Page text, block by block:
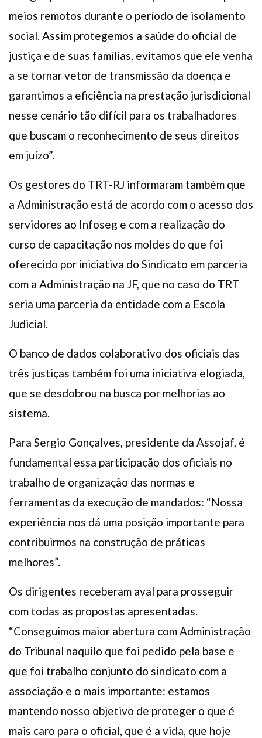
meios remotos durante o período de isolamento
social. Assim protegemos a saúde do oficial de
justiça e de suas famílias, evitamos que ele venha
a se tornar vetor de transmissão da doença e
garantimos a eficiência na prestação jurisdicional
nesse cenário tão difícil para os trabalhadores
que buscam o reconhecimento de seus direitos
em juízo”.
Os gestores do TRT-RJ informaram também que
a Administração está de acordo com o acesso dos
servidores ao Infoseg e com a realização do
curso de capacitação nos moldes do que foi
oferecido por iniciativa do Sindicato em parceria
com a Administração na JF, que no caso do TRT
seria uma parceria da entidade com a Escola
Judicial.
O banco de dados colaborativo dos oficiais das
três justiças também foi uma iniciativa elogiada,
que se desdobrou na busca por melhorias ao
sistema.
Para Sergio Gonçalves, presidente da Assojaf, é
fundamental essa participação dos oficiais no
trabalho de organização das normas e
ferramentas da execução de mandados: “Nossa
experiência nos dá uma posição importante para
contribuirmos na construção de práticas
melhores”.
Os dirigentes receberam aval para prosseguir
com todas as propostas apresentadas.
“Conseguimos maior abertura com Administração
do Tribunal naquilo que foi pedido pela base e
que foi trabalho conjunto do sindicato com a
associação e o mais importante: estamos
mantendo nosso objetivo de proteger o que é
mais caro para o oficial, que é a vida, que hoje